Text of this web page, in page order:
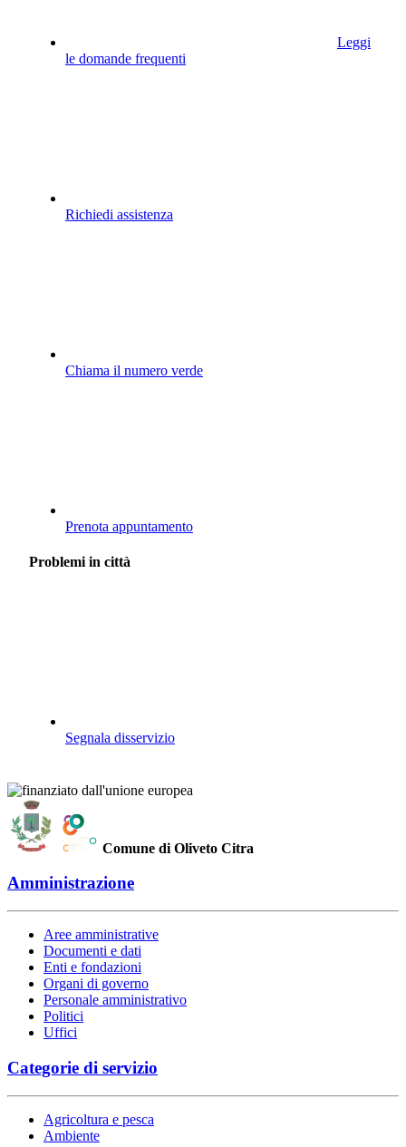
Leggi
le domande frequenti
Richiedi assistenza
Chiama il numero verde
Prenota appuntamento
Problemi in città
Segnala disservizio
Comune di Oliveto Citra
Amministrazione
Aree amministrative
Documenti e dati
Enti e fondazioni
Organi di governo
Personale amministrativo
Politici
Uffici
Categorie di servizio
Agricoltura e pesca
Ambiente